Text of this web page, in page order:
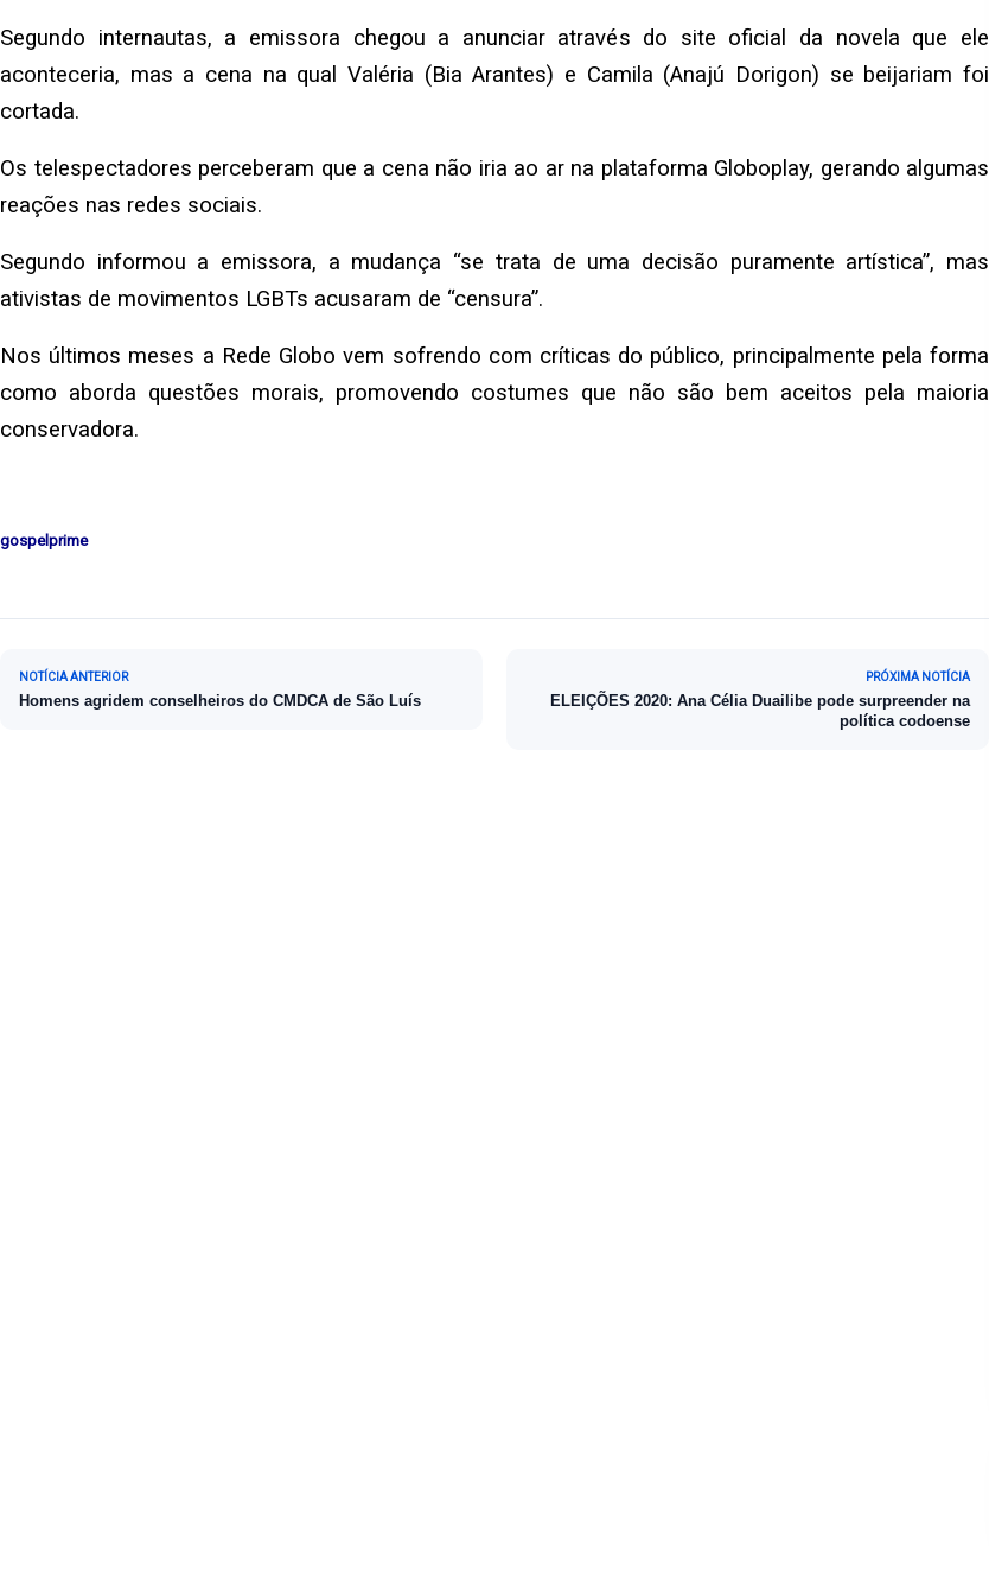
Segundo internautas, a emissora chegou a anunciar através do site oficial da novela que ele
aconteceria, mas a cena na qual Valéria (Bia Arantes) e Camila (Anajú Dorigon) se beijariam foi
cortada.
Os telespectadores perceberam que a cena não iria ao ar na plataforma Globoplay, gerando algumas
reações nas redes sociais.
Segundo informou a emissora, a mudança “se trata de uma decisão puramente artística”, mas
ativistas de movimentos LGBTs acusaram de “censura”.
Nos últimos meses a Rede Globo vem sofrendo com críticas do público, principalmente pela forma
como aborda questões morais, promovendo costumes que não são bem aceitos pela maioria
conservadora.
gospelprime
Navegação de Post
NOTÍCIA ANTERIOR
Homens agridem conselheiros do CMDCA de São Luís
PRÓXIMA NOTÍCIA
ELEIÇÕES 2020: Ana Célia Duailibe pode surpreender na
política codoense